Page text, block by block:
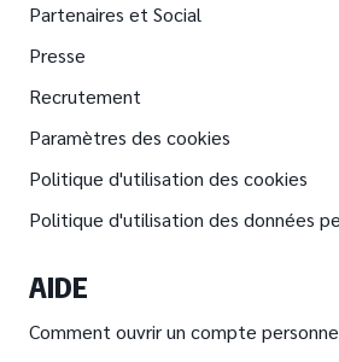
Partenaires et Social
Presse
Recrutement
Paramètres des cookies
Politique d'utilisation des cookies
Politique d'utilisation des données
AIDE
Comment ouvrir un compte